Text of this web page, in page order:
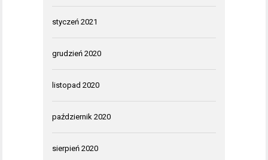
styczeń 2021
grudzień 2020
listopad 2020
październik 2020
sierpień 2020